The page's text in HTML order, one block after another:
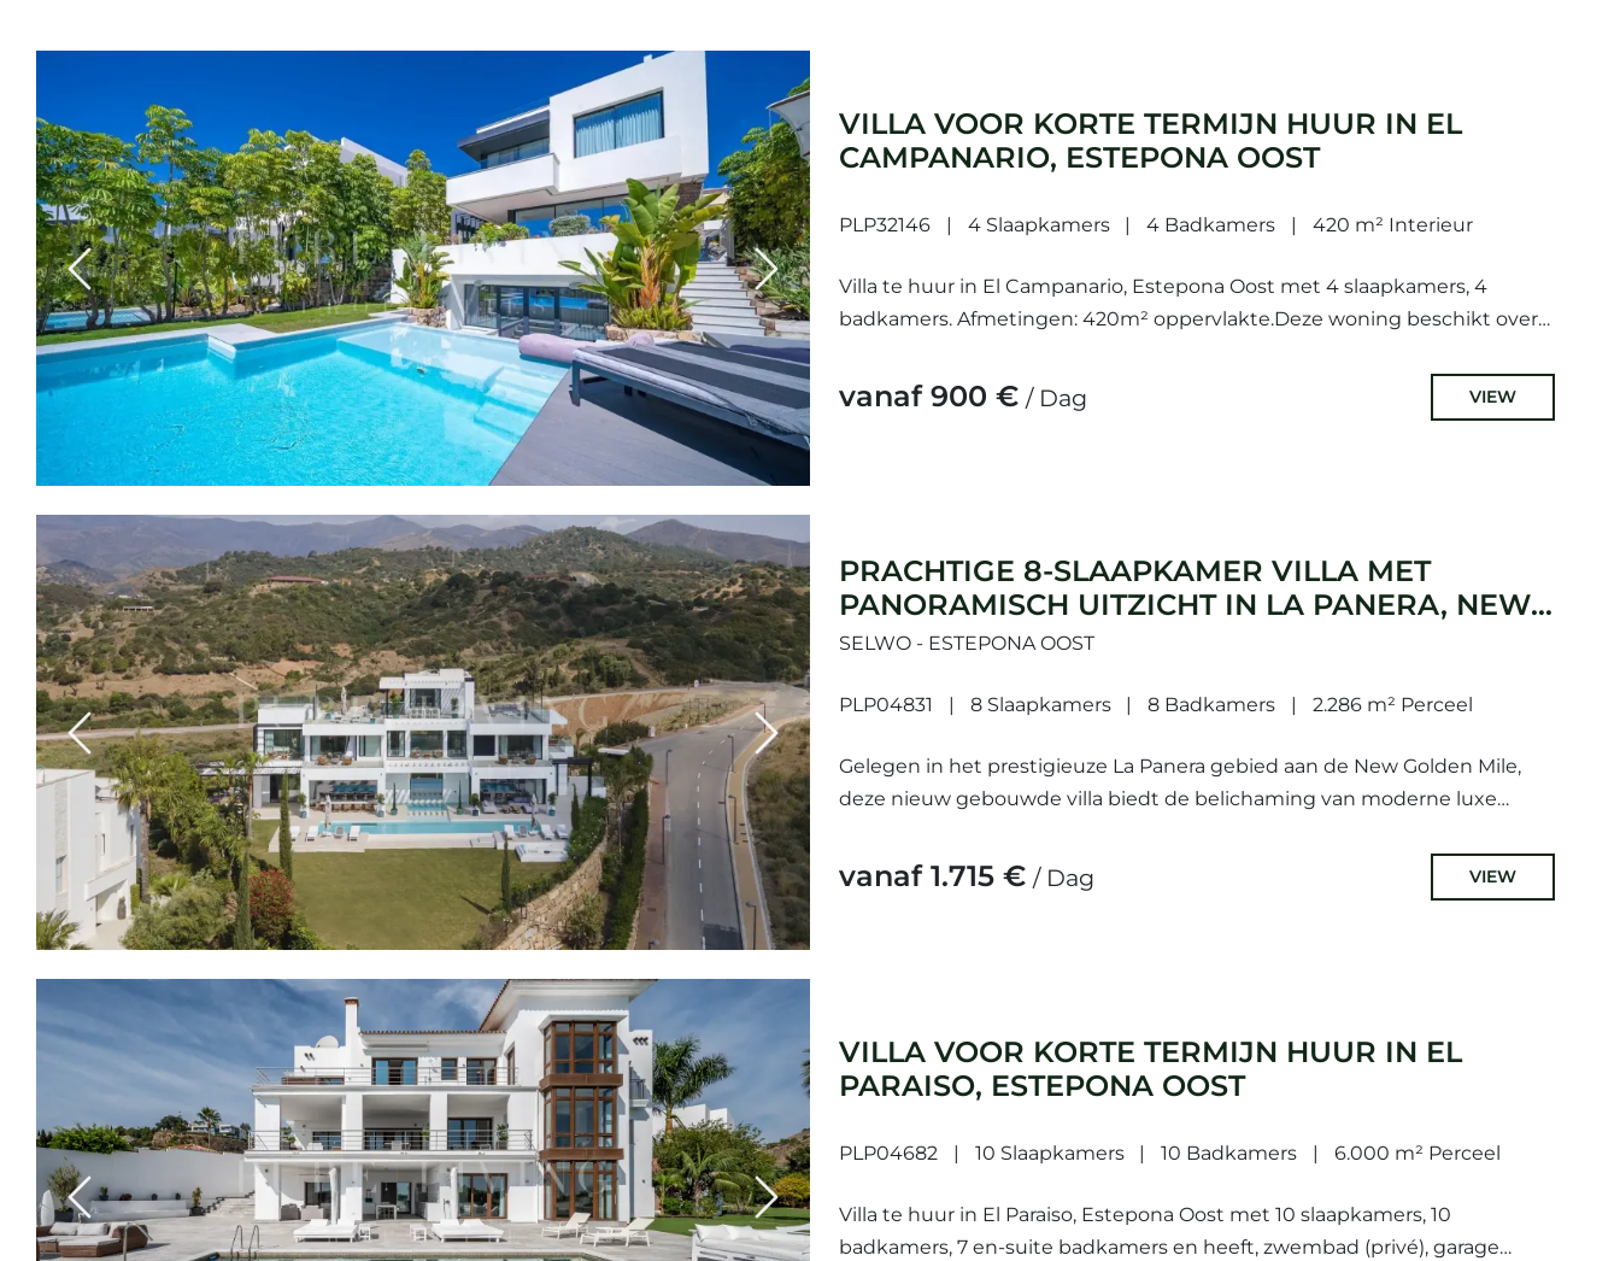
Previous Next
VILLA VOOR KORTE TERMIJN HUUR IN EL
CAMPANARIO, ESTEPONA OOST
PLP32146 4 Slaapkamers 4 Badkamers 420 m² Interieur
Villa te huur in El Campanario, Estepona Oost met 4 slaapkamers, 4
badkamers. Afmetingen: 420m² oppervlakte.Deze woning beschikt over
conciërgeservice, garageincludedinprice, uitzicht...
vanaf 900 € / Dag VIEW
Previous Next
PRACHTIGE 8-SLAAPKAMER VILLA MET
PANORAMISCH UITZICHT IN LA PANERA, NEW
GOLDEN MILE
SELWO - ESTEPONA OOST
PLP04831 8 Slaapkamers 8 Badkamers 2.286 m² Perceel
Gelegen in het prestigieuze La Panera gebied aan de New Golden Mile,
deze nieuw gebouwde villa biedt de belichaming van moderne luxe
vanaf 1.715 € / Dag VIEW
Previous Next
VILLA VOOR KORTE TERMIJN HUUR IN EL
PARAISO, ESTEPONA OOST
PLP04682 10 Slaapkamers 10 Badkamers 6.000 m² Perceel
Villa te huur in El Paraiso, Estepona Oost met 10 slaapkamers, 10
badkamers, 7 en-suite badkamers en heeft, zwembad (privé), garage